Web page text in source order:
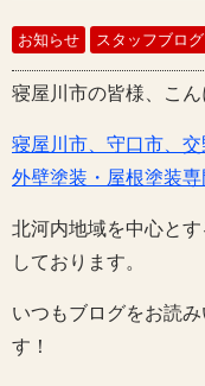
お知らせ スタッフブログ
寝屋川市の皆様、こん
寝屋川市、守口市、
外壁塗装・屋根塗装
北河内地域を中心と
しております。
いつもブログをお読
す！